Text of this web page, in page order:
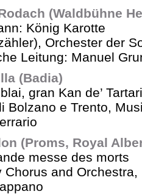
(Waldbühne
König Karotte
Orchester der
Leitung: Manuel
(Badia)
gran Kan de’
Bolzano e Trento,
(Proms, Royal
messe des morts
Chorus and